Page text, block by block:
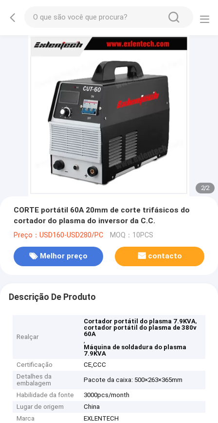
2/2
CORTE portátil 60A 20mm de corte trifásicos do
cortador do plasma do inversor da C.C.
Preço：USD160-USD280/PC MOQ：10PCS
Melhor preço contacto
Descrição De Produto
Realçar
Cortador portátil do plasma 7.9KVA,
cortador portátil do plasma de 380v
60A
,
Máquina de soldadura do plasma
7.9KVA
Certificação
CE,CCC
Detalhes da
embalagem
Pacote da caixa: 500×263×365mm
Habilidade da fonte
3000pcs/month
Lugar de origem
China
Marca
EXLENTECH